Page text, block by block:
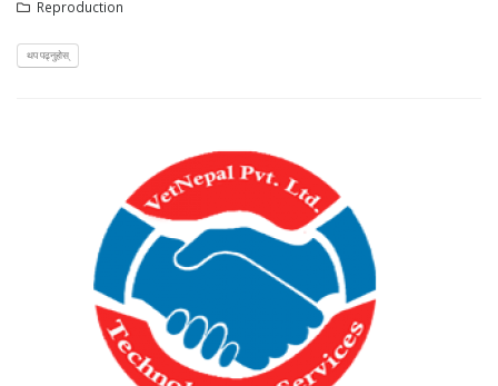
Reproduction
थप पढ्नुहोस्